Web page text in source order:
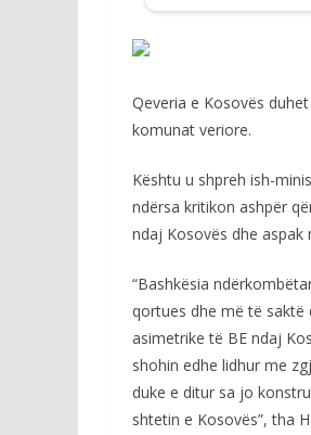
Qeveria e Kosovës
komunat veriore.
Kështu u shpreh ish-
ndërsa kritikon ashpër
ndaj Kosovës dhe aspak
“Bashkësia
qortues dhe më të saktë
asimetrike të BE ndaj
shohin edhe lidhur me
duke e ditur sa jo
shtetin e Kosovës”, tha